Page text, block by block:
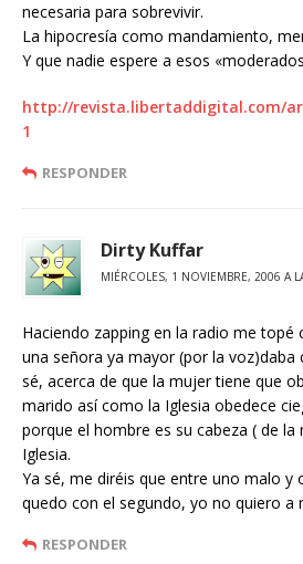
necesaria para sobrevivir.
La hipocresía como mandamiento,
Y que nadie espere a esos
http://revista.libertaddigital.com/
1
RESPONDER
Dirty Kuffar
MIÉRCOLES, 1 NOVIEMBRE, 2006 A
Haciendo zapping en la radio me topé
una señora ya mayor (por la
sé, acerca de que la mujer tiene que
marido así como la Iglesia obedece
porque el hombre es su cabeza ( de la
Iglesia.
Ya sé, me diréis que entre uno malo
quedo con el segundo, yo no quiero a
RESPONDER